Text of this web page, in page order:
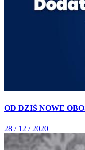
OD DZIŚ NOWE
28 / 12 / 2020